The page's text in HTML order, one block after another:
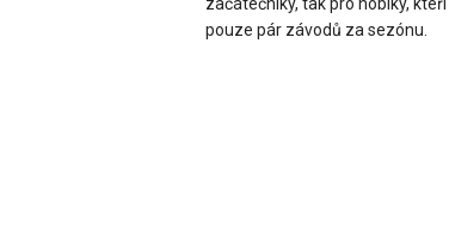
pouze pár závodů za sezónu.